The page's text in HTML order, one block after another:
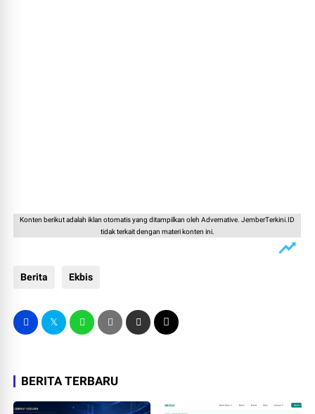
Konten berikut adalah iklan otomatis yang ditampilkan oleh Advernative. JemberTerkini.ID
tidak terkait dengan materi konten ini.
Berita Ekbis
BERITA TERBARU